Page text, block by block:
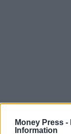
Money Press -
Information